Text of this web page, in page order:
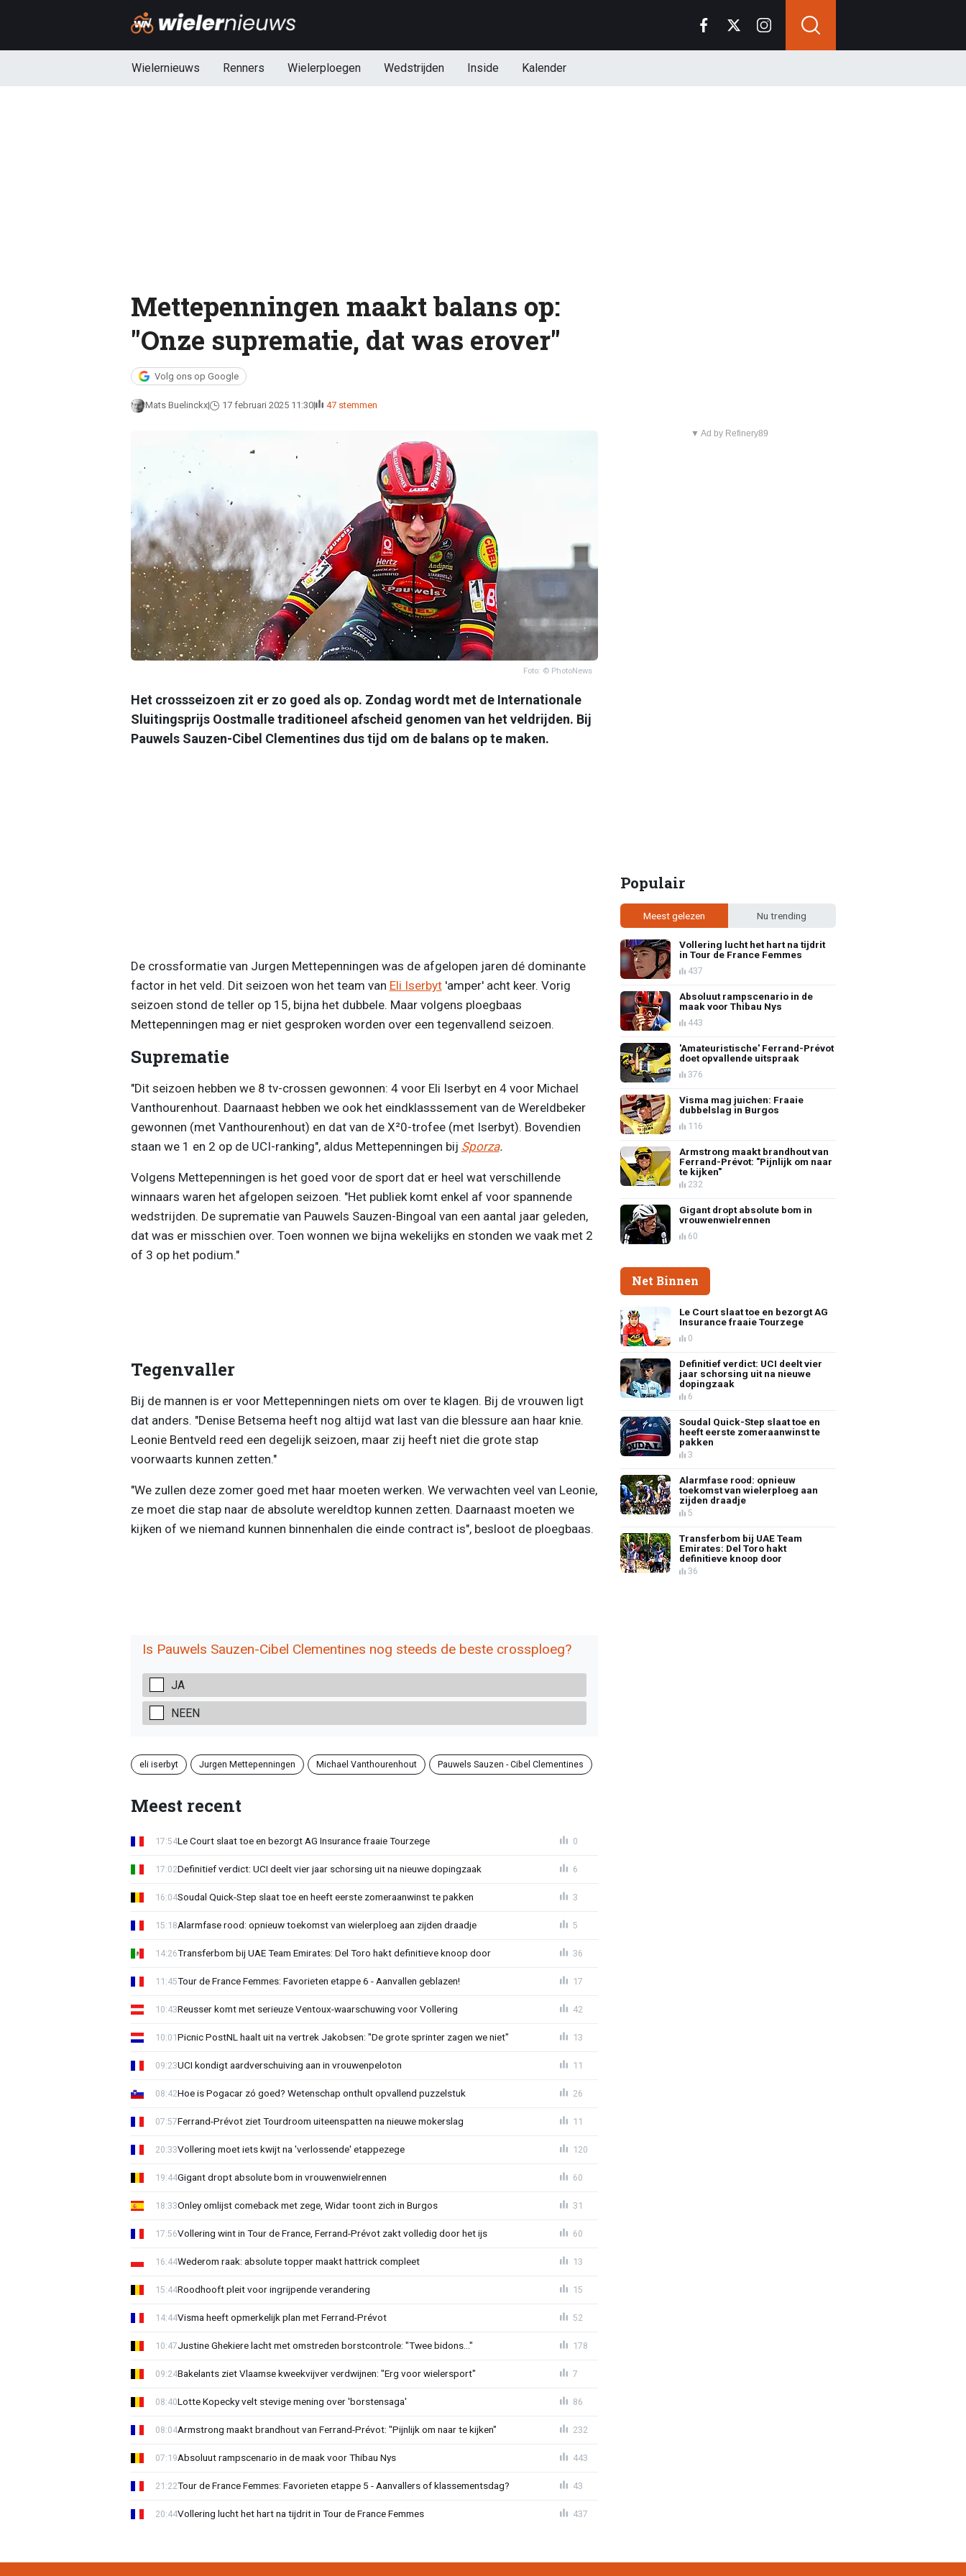
Wielernieuws Renners Wielerploegen Wedstrijden Inside Kalender
Mettepenningen maakt balans op:
"Onze suprematie, dat was erover"
Volg ons op Google
Mats Buelinckx 17 februari 2025 11:30 47 stemmen
Foto: © PhotoNews
Het crossseizoen zit er zo goed als op. Zondag wordt met de Internationale
Sluitingsprijs Oostmalle traditioneel afscheid genomen van het veldrijden. Bij
Pauwels Sauzen-Cibel Clementines dus tijd om de balans op te maken.
De crossformatie van Jurgen Mettepenningen was de afgelopen jaren dé dominante
factor in het veld. Dit seizoen won het team van Eli Iserbyt'amper' acht keer. Vorig
seizoen stond de teller op 15, bijna het dubbele. Maar volgens ploegbaas
Mettepenningen mag er niet gesproken worden over een tegenvallend seizoen.
Suprematie
"Dit seizoen hebben we 8 tv-crossen gewonnen: 4 voor Eli Iserbyt en 4 voor Michael
Vanthourenhout. Daarnaast hebben we ook het eindklasssement van de Wereldbeker
gewonnen (met Vanthourenhout) en dat van de X²0-trofee (met Iserbyt). Bovendien
staan we 1 en 2 op de UCI-ranking", aldus Mettepenningen bij Sporza.
Volgens Mettepenningen is het goed voor de sport dat er heel wat verschillende
winnaars waren het afgelopen seizoen. "Het publiek komt enkel af voor spannende
wedstrijden. De suprematie van Pauwels Sauzen-Bingoal van een aantal jaar geleden,
dat was er misschien over. Toen wonnen we bijna wekelijks en stonden we vaak met 2
of 3 op het podium."
Tegenvaller
Bij de mannen is er voor Mettepenningen niets om over te klagen. Bij de vrouwen ligt
dat anders. "Denise Betsema heeft nog altijd wat last van die blessure aan haar knie.
Leonie Bentveld reed een degelijk seizoen, maar zij heeft niet die grote stap
voorwaarts kunnen zetten."
"We zullen deze zomer goed met haar moeten werken. We verwachten veel van Leonie,
ze moet die stap naar de absolute wereldtop kunnen zetten. Daarnaast moeten we
kijken of we niemand kunnen binnenhalen die einde contract is", besloot de ploegbaas.
Is Pauwels Sauzen-Cibel Clementines nog steeds de beste crossploeg?
JA
NEEN
eli iserbyt Jurgen Mettepenningen Michael Vanthourenhout Pauwels Sauzen - Cibel Clementines
Meest recent
Le Court slaat toe en bezorgt AG Insurance fraaie Tourzege
17:54 0
Definitief verdict: UCI deelt vier jaar schorsing uit na nieuwe dopingzaak
17:02 6
Soudal Quick-Step slaat toe en heeft eerste zomeraanwinst te pakken
16:04 3
Alarmfase rood: opnieuw toekomst van wielerploeg aan zijden draadje
15:18 5
Transferbom bij UAE Team Emirates: Del Toro hakt definitieve knoop door
14:26 36
Tour de France Femmes: Favorieten etappe 6 - Aanvallen geblazen!
11:45 17
Reusser komt met serieuze Ventoux-waarschuwing voor Vollering
10:43 42
Picnic PostNL haalt uit na vertrek Jakobsen: "De grote sprinter zagen we niet"
10:01 13
UCI kondigt aardverschuiving aan in vrouwenpeloton
09:23 11
Hoe is Pogacar zó goed? Wetenschap onthult opvallend puzzelstuk
08:42 26
Ferrand-Prévot ziet Tourdroom uiteenspatten na nieuwe mokerslag
07:57 11
Vollering moet iets kwijt na 'verlossende' etappezege
20:33 120
Gigant dropt absolute bom in vrouwenwielrennen
19:44 60
Onley omlijst comeback met zege, Widar toont zich in Burgos
18:33 31
Vollering wint in Tour de France, Ferrand-Prévot zakt volledig door het ijs
17:56 60
Wederom raak: absolute topper maakt hattrick compleet
16:44 13
Roodhooft pleit voor ingrijpende verandering
15:44 15
Visma heeft opmerkelijk plan met Ferrand-Prévot
14:44 52
Justine Ghekiere lacht met omstreden borstcontrole: "Twee bidons..."
10:47 178
Bakelants ziet Vlaamse kweekvijver verdwijnen: "Erg voor wielersport"
09:24 7
Lotte Kopecky velt stevige mening over 'borstensaga'
08:40 86
Armstrong maakt brandhout van Ferrand-Prévot: "Pijnlijk om naar te kijken"
08:04 232
Absoluut rampscenario in de maak voor Thibau Nys
07:19 443
Tour de France Femmes: Favorieten etappe 5 - Aanvallers of klassementsdag?
21:22 43
Vollering lucht het hart na tijdrit in Tour de France Femmes
20:44 437
▼ Ad by Refinery89
Populair
Meest gelezen Nu trending
Vollering lucht het hart na tijdrit
in Tour de France Femmes
437
Absoluut rampscenario in de
maak voor Thibau Nys
443
'Amateuristische' Ferrand-Prévot
doet opvallende uitspraak
376
Visma mag juichen: Fraaie
dubbelslag in Burgos
116
Armstrong maakt brandhout van
Ferrand-Prévot: "Pijnlijk om naar
te kijken"
232
Gigant dropt absolute bom in
vrouwenwielrennen
60
Net Binnen
Le Court slaat toe en bezorgt AG
Insurance fraaie Tourzege
0
Definitief verdict: UCI deelt vier
jaar schorsing uit na nieuwe
dopingzaak
6
Soudal Quick-Step slaat toe en
heeft eerste zomeraanwinst te
pakken
3
Alarmfase rood: opnieuw
toekomst van wielerploeg aan
zijden draadje
5
Transferbom bij UAE Team
Emirates: Del Toro hakt
definitieve knoop door
36